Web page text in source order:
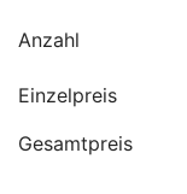
Anzahl
Einzelpreis
Gesamtpreis